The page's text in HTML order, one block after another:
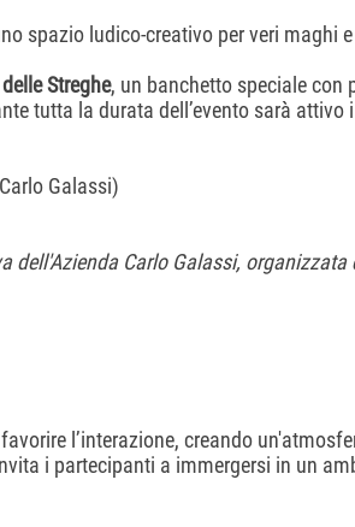
spazio ludico‑creativo per veri maghi
Streghe, un banchetto speciale con
tutta la durata dell’evento sarà attivo
Galassi)
dell'Azienda Carlo Galassi, organizzata
l’interazione, creando
i partecipanti a immergersi in un